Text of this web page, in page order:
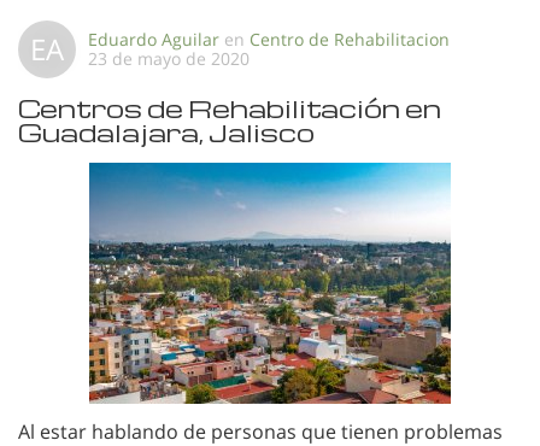
EA Eduardo Aguilar en Centro de Rehabilitacion
23 de mayo de 2020
Centros de Rehabilitación en
Guadalajara, Jalisco
Al estar hablando de personas que tienen problemas